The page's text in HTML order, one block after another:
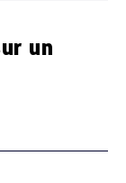
un